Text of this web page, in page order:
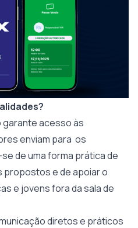
acesso às
enviam para os
de uma forma prática de
e de apoiar o
e jovens fora da sala de
diretos e práticos